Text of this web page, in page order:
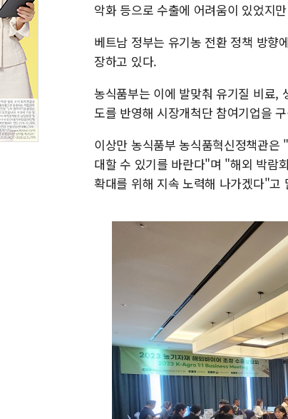
악화 등으로 수출에 어려움이 있었지
베트남 정부는 유기농 전환 정책 방향
장하고 있다.
농식품부는 이에 발맞춰 유기질 비료,
도를 반영해 시장개척단 참여기업을
이상만 농식품부 농식품혁신정책관
대할 수 있기를 바란다"며 "해외 박람
확대를 위해 지속 노력해 나가겠다"고